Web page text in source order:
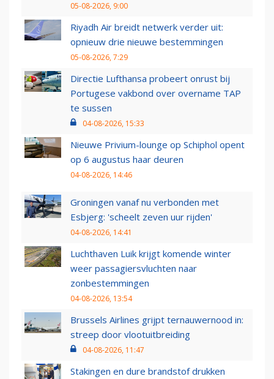
05-08-2026, 9:00
Riyadh Air breidt netwerk verder uit:
opnieuw drie nieuwe bestemmingen
05-08-2026, 7:29
Directie Lufthansa probeert onrust bij
Portugese vakbond over overname TAP
te sussen
04-08-2026, 15:33
Nieuwe Privium-lounge op Schiphol opent
op 6 augustus haar deuren
04-08-2026, 14:46
Groningen vanaf nu verbonden met
Esbjerg: 'scheelt zeven uur rijden'
04-08-2026, 14:41
Luchthaven Luik krijgt komende winter
weer passagiersvluchten naar
zonbestemmingen
04-08-2026, 13:54
Brussels Airlines grijpt ternauwernood in:
streep door vlootuitbreiding
04-08-2026, 11:47
Stakingen en dure brandstof drukken